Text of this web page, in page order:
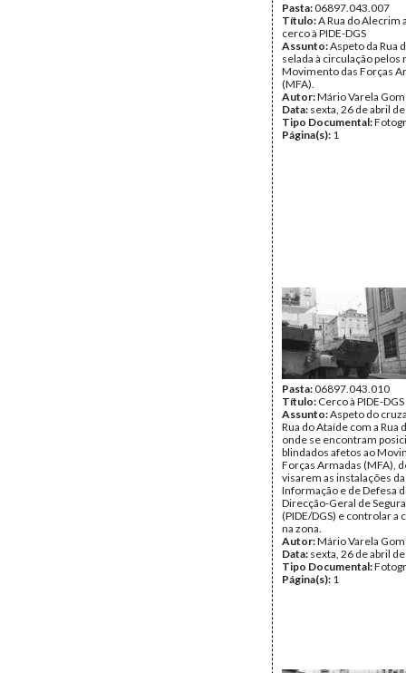
Pasta:06897.043.007
Título:A Rua do Alecrim
cerco à PIDE-DGS
Assunto:Aspeto da Rua
selada à circulação
Movimento das Forças
(MFA).
Autor:Mário Varela
Data: sexta, 26 de abril
Tipo Documental:
Página(s): 1
Pasta:06897.043.010
Título: Cerco à PIDE-DGS
Assunto:Aspeto do
Rua do Ataíde com a Rua
onde se encontram
blindados afetos ao
Forças Armadas (MFA),
visarem as instalações
Informação e de Defesa
Direcção-Geral de
(PIDE/DGS) e controlar a
na zona.
Autor:Mário Varela
Data: sexta, 26 de abril
Tipo Documental:
Página(s): 1